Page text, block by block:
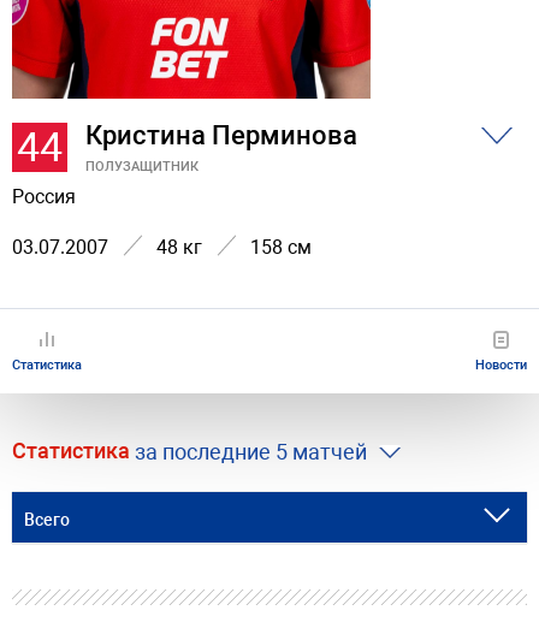
44 Кристина Перминова
ПОЛУЗАЩИТНИК
Россия
03.07.2007 48 кг 158 см
Статистика Новости
Статистика за последние 5 матчей
Всего